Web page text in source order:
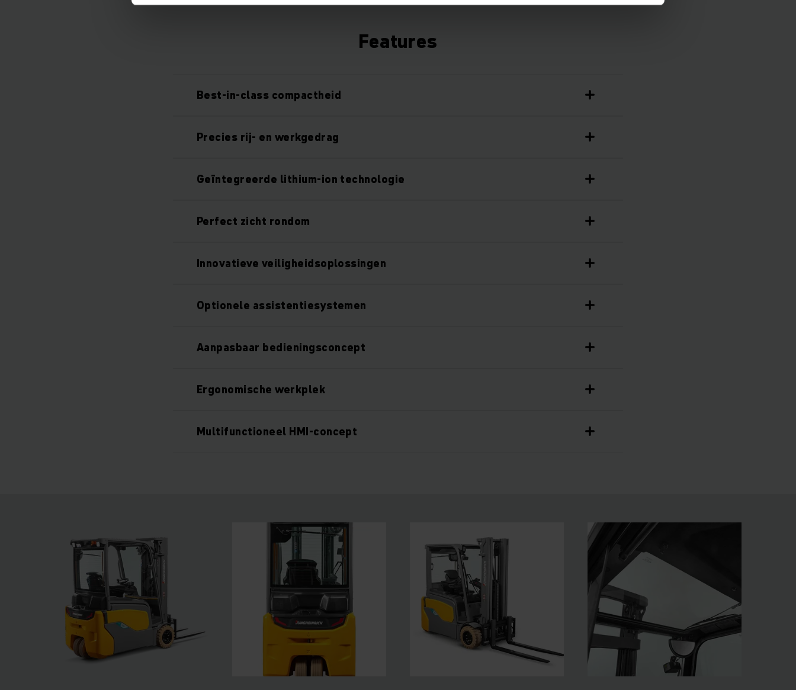
Features
Best-in-class compactheid
Precies rij- en werkgedrag
Geïntegreerde lithium-ion technologie
Perfect zicht rondom
Innovatieve veiligheidsoplossingen
Optionele assistentiesystemen
Aanpasbaar bedieningsconcept
Ergonomische werkplek
Multifunctioneel HMI-concept